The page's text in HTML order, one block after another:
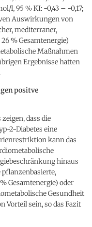
l, 95 % KI: -0,43 – -0,17;
Auswirkungen von
mediterraner,
% Gesamtenergie)
Maßnahmen
Ergebnisse hatten
positve
dass die
2-Diabetes eine
kann das
hinaus
Gesamtenergie) oder
Gesundheit
Vorteil sein, so das Fazit